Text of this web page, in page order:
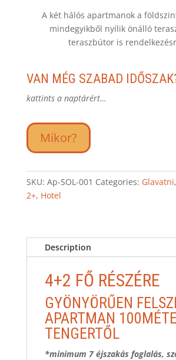
A két hálós apartmanok a
mindegyikből nyílik önálló
teraszbútor is
VAN MÉG SZABAD
kattints a naptárért…
Mikor?
SKU: Ap-SOL-001 Categories: Glavatni,
2+, Hotel
Description
4+2 FŐ RÉSZÉRE
GYÖNYÖRŰEN
APARTMAN
TENGERTŐL
*minimum 7 éjszakás foglalás,